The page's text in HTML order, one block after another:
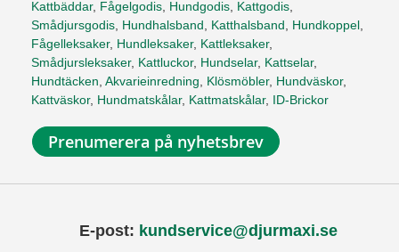
Kattbäddar, Fågelgodis Hundgodis Kattgodis
Smådjursgodis Hundhalsband Katthalsband Hundkoppel
Fågelleksaker, Hundleksaker, Kattleksaker,
Smådjursleksaker, Kattluckor, Hundselar, Kattselar,
Hundtäcken Akvarieinredning Klösmöbler, Hundväskor,
Kattväskor, Hundmatskålar, Kattmatskålar, ID-Brickor
Prenumerera på nyhetsbrev
E-post: kundservice@djurmaxi.se